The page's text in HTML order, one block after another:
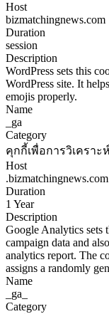
Host
bizmatchingnews.com
Duration
session
Description
WordPress sets this
WordPress site. It
emojis properly.
Name
_ga
Category
คุกกี้เพื่อการวิเคราะห์
Host
.bizmatchingnews.com
Duration
1 Year
Description
Google Analytics sets
campaign data and
analytics report. The
assigns a randomly
Name
_ga_
Category